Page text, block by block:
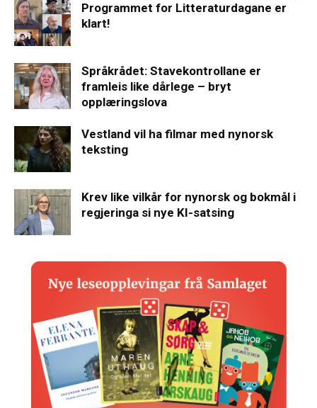
Programmet for Litteraturdagane er
klart!
Språkrådet: Stavekontrollane er
framleis like dårlege – bryt
opplæringslova
Vestland vil ha filmar med nynorsk
teksting
Krev like vilkår for nynorsk og bokmål i
regjeringa si nye KI-satsing